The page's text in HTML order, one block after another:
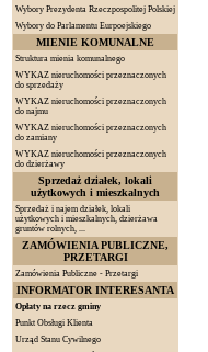
Wybory Prezydenta Rzeczpospolitej Polskiej
Wybory do Parlamentu Eurpoejskiego
MIENIE KOMUNALNE
Struktura mienia komunalnego
WYKAZ nieruchomości przeznaczonych
do sprzedaży
WYKAZ nieruchomości przeznaczonych
do najmu
WYKAZ nieruchomości przeznaczonych
do zamiany
WYKAZ nieruchomości przeznaczonych
do dzierżawy
Sprzedaż działek, lokali
użytkowych i mieszkalnych
Sprzedaż i najem działek, lokali
użytkowych i mieszkalnych, dzierżawa
gruntów rolnych, ...
ZAMÓWIENIA PUBLICZNE,
PRZETARGI
Zamówienia Publiczne - Przetargi
INFORMATOR INTERESANTA
Opłaty na rzecz gminy
Punkt Obsługi Klienta
Urząd Stanu Cywilnego